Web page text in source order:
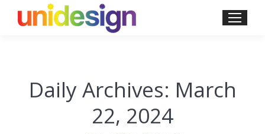
Daily Archives: March
22, 2024